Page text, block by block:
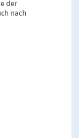
der
nach